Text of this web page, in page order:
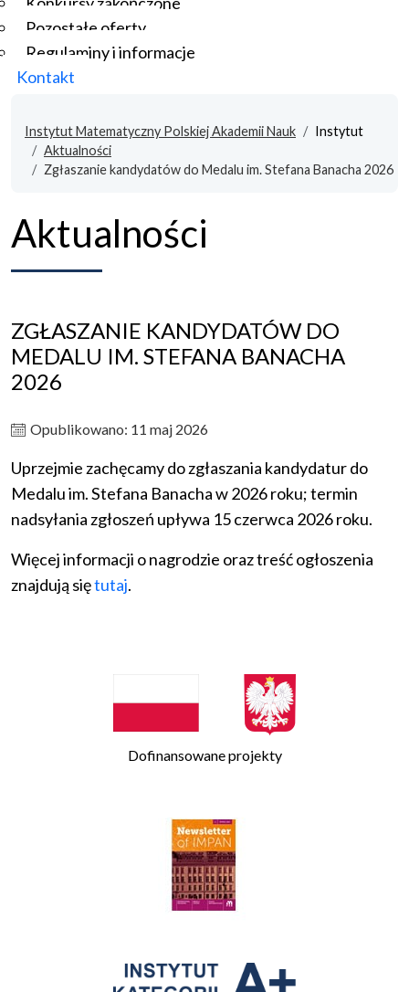
Pozostałe oferty
Regulaminy i informacje
Kontakt
Instytut Matematyczny Polskiej Akademii Nauk
Instytut
Aktualności
Zgłaszanie kandydatów do Medalu im. Stefana Banacha 2026
Aktualności
ZGŁASZANIE KANDYDATÓW DO
MEDALU IM. STEFANA BANACHA
2026
Opublikowano: 11 maj 2026
Uprzejmie zachęcamy do zgłaszania kandydatur do
Medalu im. Stefana Banacha w 2026 roku; termin
nadsyłania zgłoszeń upływa 15 czerwca 2026 roku.
Więcej informacji o nagrodzie oraz treść ogłoszenia
znajdują siętutaj.
Dofinansowane projekty